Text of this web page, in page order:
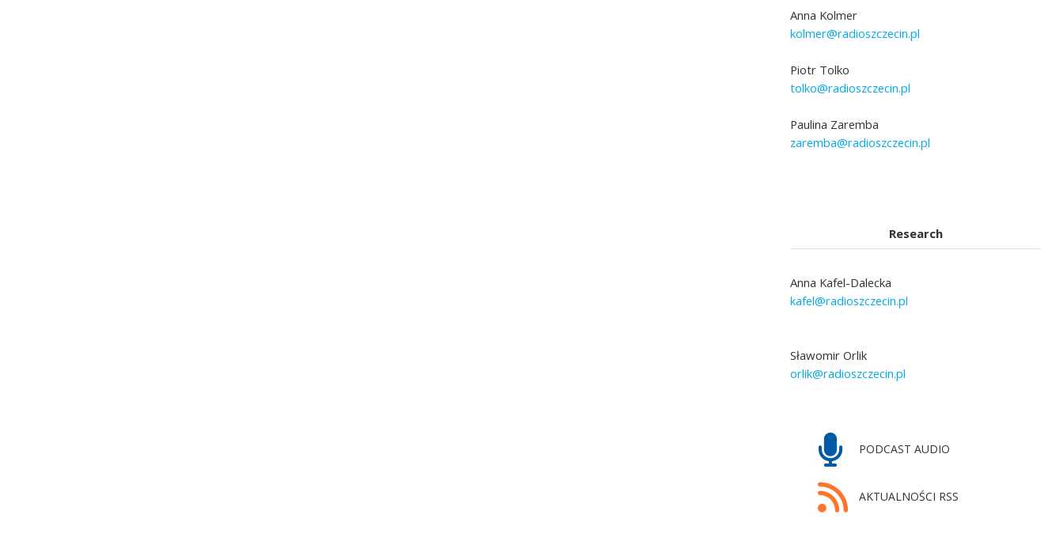
Anna Kolmer
kolmer@radioszczecin.pl
Piotr Tolko
tolko@radioszczecin.pl
Paulina Zaremba
zaremba@radioszczecin.pl
Research
Anna Kafel-Dalecka
kafel@radioszczecin.pl
Sławomir Orlik
orlik@radioszczecin.pl
PODCAST AUDIO
AKTUALNOŚCI RSS